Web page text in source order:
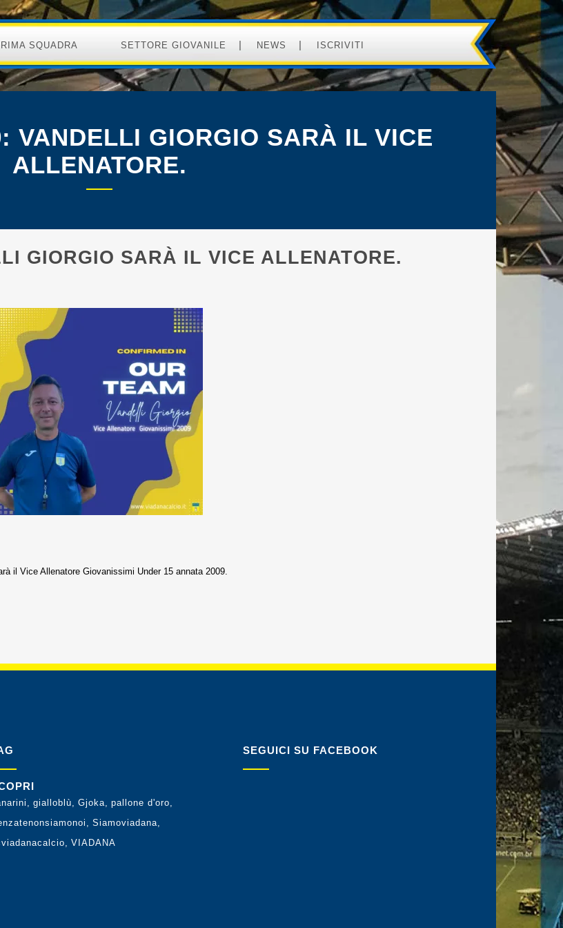
SQUADRA SETTORE GIOVANILE NEWS ISCRIVITI
VANDELLI GIORGIO SARÀ IL VICE
ALLENATORE.
GIORGIO SARÀ IL VICE ALLENATORE.
il Vice Allenatore Giovanissimi Under 15 annata 2009.
gialloblù Gjoka
pallone d'oro
Siamoviadana
VIADANA
SEGUICI SU FACEBOOK